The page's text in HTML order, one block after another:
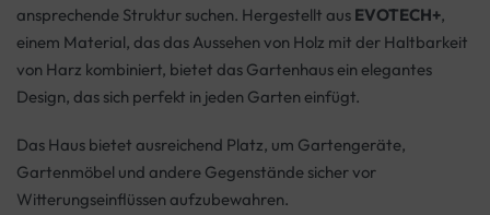
ansprechende Struktur suchen. Hergestellt aus EVOTECH+,
einem Material, das das Aussehen von Holz mit der Haltbarkeit
von Harz kombiniert, bietet das Gartenhaus ein elegantes
Design, das sich perfekt in jeden Garten einfügt.
Das Haus bietet ausreichend Platz, um Gartengeräte,
Gartenmöbel und andere Gegenstände sicher vor
Witterungseinflüssen aufzubewahren.